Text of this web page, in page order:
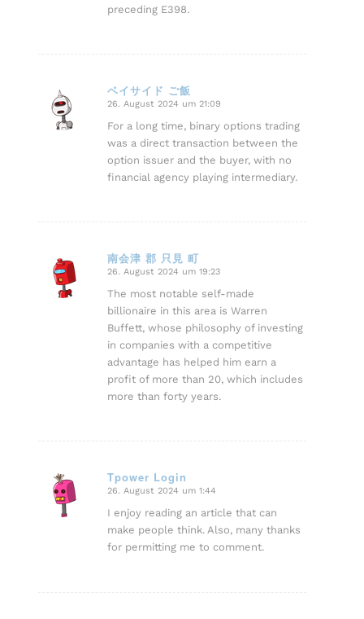
preceding E398.
ベイサイド ご飯
sagte:
26. August 2024 um 21:09
For a long time, binary options trading
was a direct transaction between the
option issuer and the buyer, with no
financial agency playing intermediary.
南会津 郡 只見 町
sagte:
26. August 2024 um 19:23
The most notable self-made
billionaire in this area is Warren
Buffett, whose philosophy of investing
in companies with a competitive
advantage has helped him earn a
profit of more than 20, which includes
more than forty years.
Tpower Login
sagte:
26. August 2024 um 1:44
I enjoy reading an article that can
make people think. Also, many thanks
for permitting me to comment.